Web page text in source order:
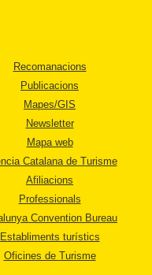
Recomanacions
Publicacions
Mapes/GIS
Newsletter
Mapa web
Catalana de Turisme
Afiliacions
Professionals
Convention Bureau
Establiments turístics
Oficines de Turisme